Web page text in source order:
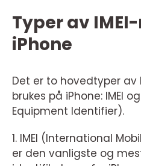
Typer av
iPhone
Det er to hovedtyper av
brukes på iPhone: IMEI
Equipment Identifier).
1. IMEI (International
er den vanligste og